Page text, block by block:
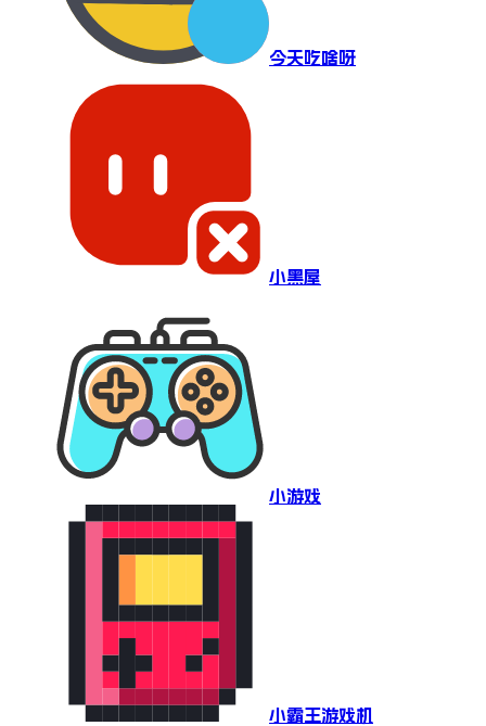
今天吃啥呀
小黑屋
小游戏
小霸王游戏机